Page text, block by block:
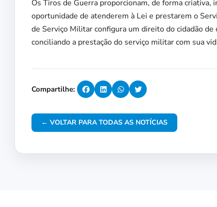
Os Tiros de Guerra proporcionam, de forma
oportunidade de atenderem à Lei e prestarem o
de Serviço Militar configura um direito do cidadão
conciliando a prestação do serviço militar com sua
Compartilhe:
← VOLTAR PARA TODAS AS NOTÍCIAS